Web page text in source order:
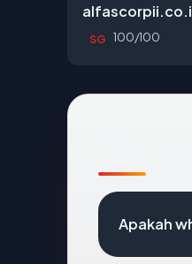
SG 100/100
Apakah